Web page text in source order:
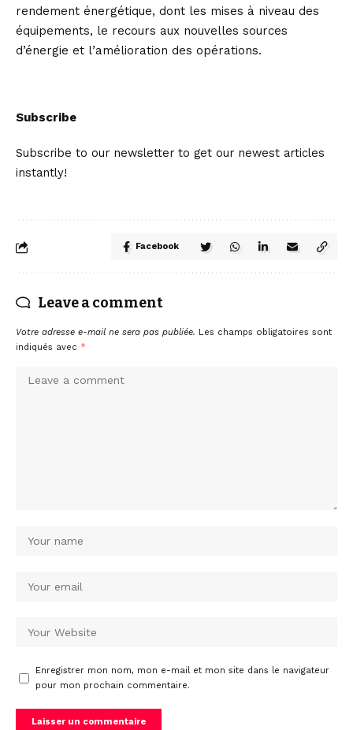
rendement énergétique, dont les mises à niveau des
équipements, le recours aux nouvelles sources
d’énergie et l’amélioration des opérations.
Subscribe
Subscribe to our newsletter to get our newest articles
instantly!
Facebook
Leave a comment
Votre adresse e-mail ne sera pas publiée. Les champs obligatoires sont
indiqués avec *
Enregistrer mon nom, mon e-mail et mon site dans le navigateur
pour mon prochain commentaire.